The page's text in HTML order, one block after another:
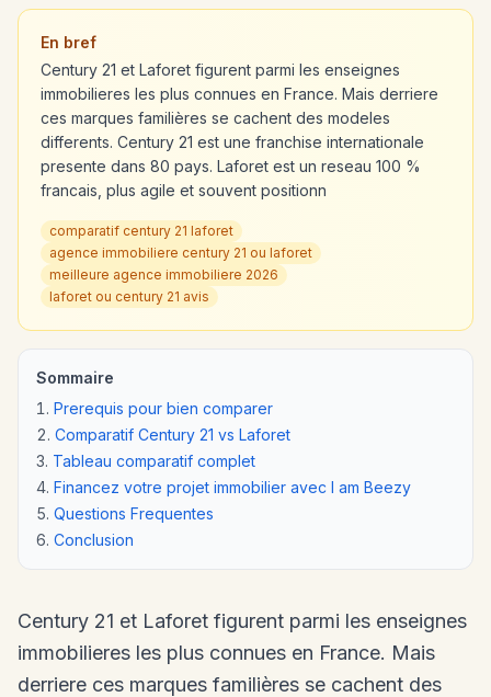
En bref
Century 21 et Laforet figurent parmi les enseignes
immobilieres les plus connues en France. Mais derriere
ces marques familières se cachent des modeles
differents. Century 21 est une franchise internationale
presente dans 80 pays. Laforet est un reseau 100 %
francais, plus agile et souvent positionn
comparatif century 21 laforet
agence immobiliere century 21 ou laforet
meilleure agence immobiliere 2026
laforet ou century 21 avis
Sommaire
Prerequis pour bien comparer
Comparatif Century 21 vs Laforet
Tableau comparatif complet
Financez votre projet immobilier avec I am Beezy
Questions Frequentes
Conclusion
Century 21 et Laforet figurent parmi les enseignes
immobilieres les plus connues en France. Mais
derriere ces marques familières se cachent des